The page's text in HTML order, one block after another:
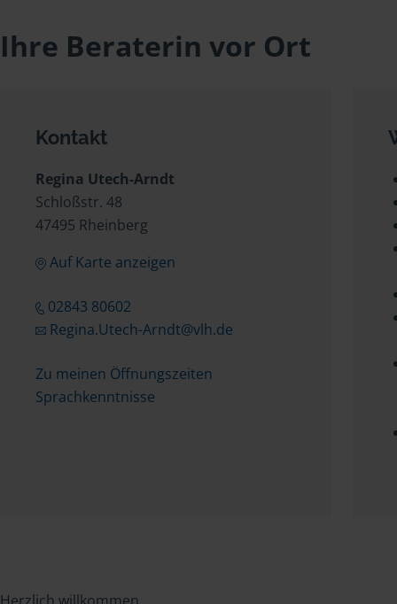
Ihre Beraterin vor Ort
Kontakt
Regina Utech-Arndt
Schloßstr. 48
47495 Rheinberg
Auf Karte anzeigen
02843 80602
Regina.Utech-Arndt@vlh.de
Zu meinen Öffnungszeiten
Sprachkenntnisse